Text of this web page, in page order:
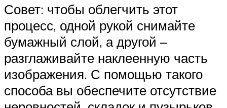
Совет: чтобы облегчить этот
процесс, одной рукой снимайте
бумажный слой, а другой –
разглаживайте наклеенную часть
изображения. С помощью такого
способа вы обеспечите отсутствие